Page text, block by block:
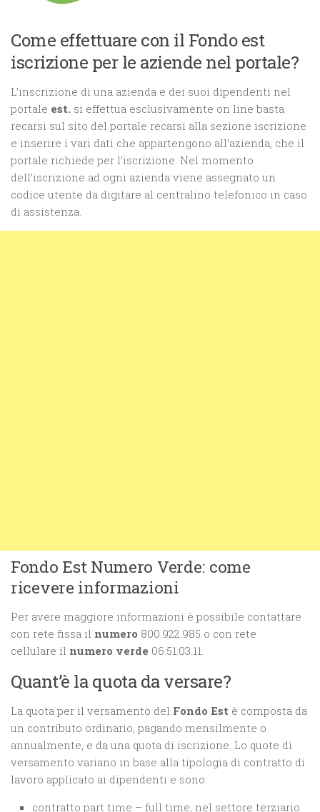
Come effettuare con il Fondo est
iscrizione per le aziende nel portale?
L’inscrizione di una azienda e dei suoi dipendenti nel
portale est. si effettua esclusivamente on line basta
recarsi sul sito del portale recarsi alla sezione iscrizione
e inserire i vari dati che appartengono all’azienda, che il
portale richiede per l’iscrizione. Nel momento
dell’iscrizione ad ogni azienda viene assegnato un
codice utente da digitare al centralino telefonico in caso
di assistenza.
Fondo Est Numero Verde: come
ricevere informazioni
Per avere maggiore informazioni è possibile contattare
con rete fissa il numero 800.922.985 o con rete
cellulare il numero verde 06.51.03.11.
Quant’è la quota da versare?
La quota per il versamento del Fondo Est è composta da
un contributo ordinario, pagando mensilmente o
annualmente, e da una quota di iscrizione. Lo quote di
versamento variano in base alla tipologia di contratto di
lavoro applicato ai dipendenti e sono:
contratto part time – full time, nel settore terziario